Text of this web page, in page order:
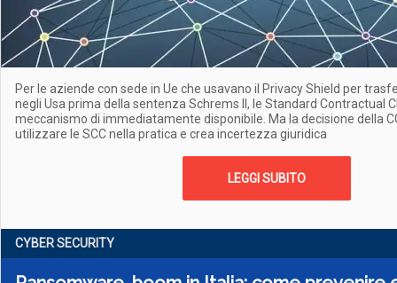
Per le aziende con sede in Ue che usavano il Privacy Shield per
negli Usa prima della sentenza Schrems II, le Standard Contractual
meccanismo di immediatamente disponibile. Ma la decisione della
utilizzare le SCC nella pratica e crea incertezza giuridica
LEGGI SUBITO
CYBER SECURITY